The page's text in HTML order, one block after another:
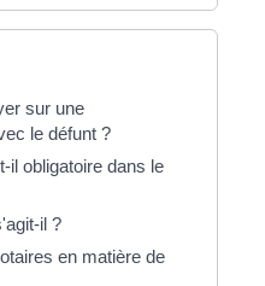
sur une
le défunt ?
il obligatoire dans le
il ?
en matière de